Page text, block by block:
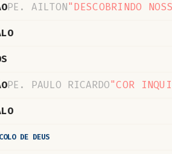
PE. AILTON"DESCOBRINDO
PE. PAULO RICARDO"COR
COLO DE DEUS